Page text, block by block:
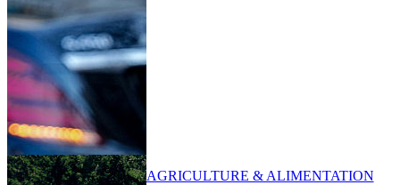
AGRICULTURE & ALIMENTATION